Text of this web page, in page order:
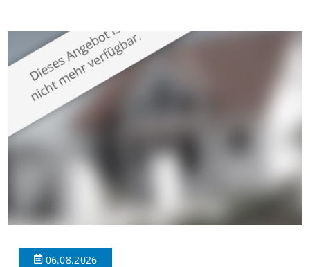
großzügige Räume und eine hochwertige Ausstattung, die
modernen Wohnkomfort mit einem stilvollen Ambiente
verbindet. Der […]
06.08.2026